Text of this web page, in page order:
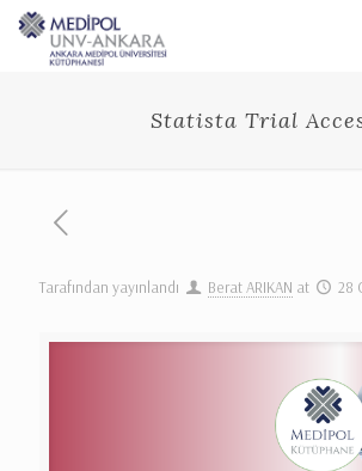
Statista Trial
Tarafından yayınlandı Berat ARIKAN at 28